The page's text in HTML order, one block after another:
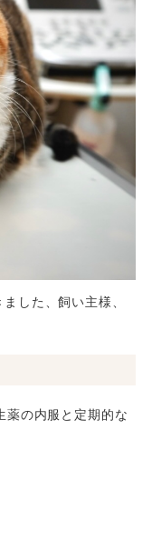
した、飼い主様、
薬の内服と定期的な